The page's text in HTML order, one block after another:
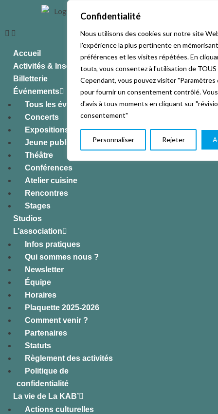
Confidentialité
Nous utilisons des cookies sur notre site
l'expérience la plus pertinente en
préférences et les visites répétées. En
tout», vous consentez à l'utilisation de TOUS
Cependant, vous pouvez visiter "Paramètres
pour fournir un consentement contrôlé.
d'avis à tous moments en cliquant sur
consentement"
Personnaliser Rejeter
Accueil
Activités & Inscriptions
Billetterie
Événements
Tous les événements
Concerts
Expositions
Jeune public
Théâtre
Conférences
Atelier cuisine
Rencontres
Stages
Studios
L’association
Infos pratiques
Qui sommes nous ?
Newsletter
Équipe
Horaires
Plaquette 2025-2026
Comment venir ?
Partenaires
Statuts
Règlement des activités
Politique de
confidentialité
La vie de La KAB’
Actions culturelles